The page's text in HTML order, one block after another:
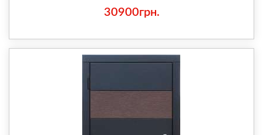
30900грн.